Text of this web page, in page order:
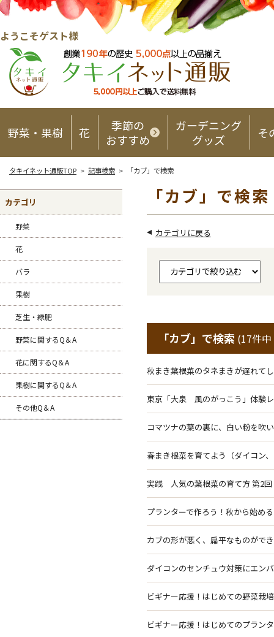
ようこそゲスト様
野菜・果樹 花
季節の
おすすめ
ガーデニング
グッズ
そ
タキイネット通販TOP > 記事検索 > 「カブ」で検索
カテゴリ
野菜
花
バラ
果樹
芝生・緑肥
野菜に関するQ＆A
花に関するQ＆A
果樹に関するQ＆A
その他Q＆A
「カブ」で検索
カテゴリに戻る
「カブ」で検索 (17件
秋まき葉根菜のタネまきが遅れて
東京「大泉 風のがっこう」体験
コマツナの葉の裏に、白い粉を吹
春まき根菜を育てよう（ダイコン
実践 人気の葉根菜の育て方 第2回
プランターで作ろう！秋から始め
カブの形が悪く、扁平なものがで
ダイコンのセンチュウ対策にエン
ビギナー応援！はじめての野菜
ビギナー応援！はじめてのプラ